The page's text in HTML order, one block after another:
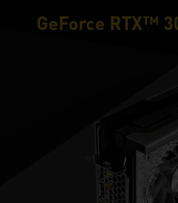
GeForce RTX™